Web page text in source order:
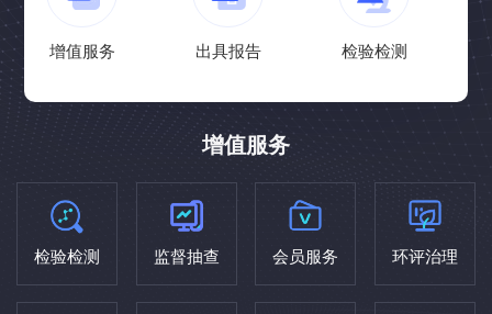
增值服务 出具报告 检验检测
增值服务
检验检测 监督抽查 会员服务 环评治理